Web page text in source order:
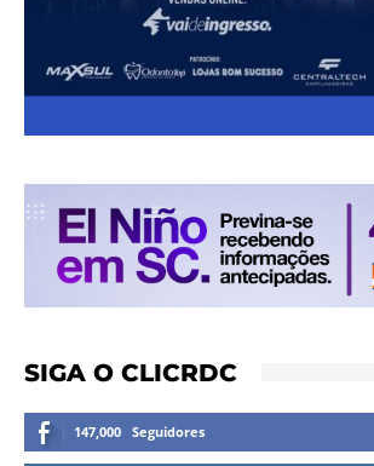
SIGA O CLICRDC
147,000 Seguidores